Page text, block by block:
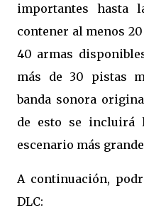
importantes hasta
contener al menos
40 armas
más de 30 pistas
banda sonora
de esto se incluirá
escenario más
A continuación,
DLC: